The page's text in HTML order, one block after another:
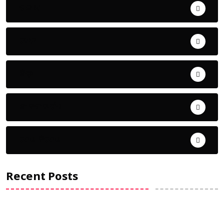
Recent Posts